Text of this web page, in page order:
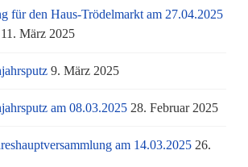
für den Haus-Trödelmarkt am 27.04.2025
11. März 2025
9. März 2025
am 08.03.2025 28. Februar 2025
am 14.03.2025 26.